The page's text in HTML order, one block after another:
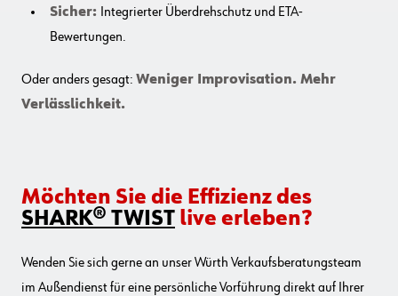
Sicher: Integrierter Überdrehschutz und ETA-
Bewertungen.
Oder anders gesagt: Weniger Improvisation. Mehr
Verlässlichkeit.
Möchten Sie die Effizienz des
SHARK® TWIST live erleben?
Wenden Sie sich gerne an unser Würth Verkaufsberatungsteam
im Außendienst für eine persönliche Vorführung direkt auf Ihrer